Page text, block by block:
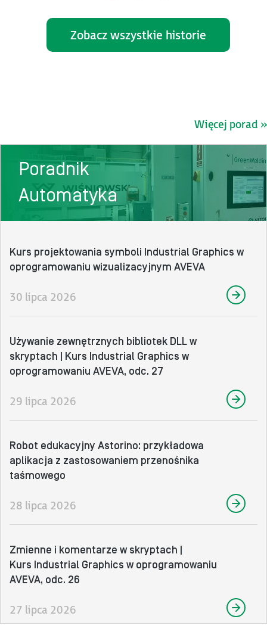
Zobacz wszystkie historie
Więcej porad »
Poradnik
Automatyka
Kurs projektowania symboli Industrial Graphics w
oprogramowaniu wizualizacyjnym AVEVA
30 lipca 2026
Używanie zewnętrznych bibliotek DLL w
skryptach | Kurs Industrial Graphics w
oprogramowaniu AVEVA, odc. 27
29 lipca 2026
Robot edukacyjny Astorino: przykładowa
aplikacja z zastosowaniem przenośnika
taśmowego
28 lipca 2026
Zmienne i komentarze w skryptach |
Kurs Industrial Graphics w oprogramowaniu
AVEVA, odc. 26
27 lipca 2026